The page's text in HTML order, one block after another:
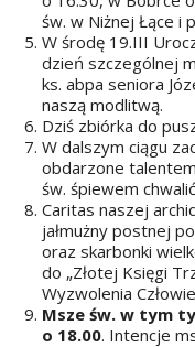
św. w Niżnej Łące i
W środę 19.III
dzień szczególnej
ks. abpa seniora
naszą modlitwą.
Dziś zbiórka do
W dalszym ciągu
obdarzone
św. śpiewem
Caritas naszej
jałmużny postnej
oraz skarbonki
do „Złotej Księgi
Wyzwolenia
Msze św. w tym
o 18.00. Intencje